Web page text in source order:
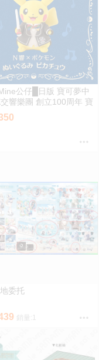
公仔█日版 寶可夢中
響樂團 創立100周年 寶
指揮家皮卡丘 娃娃 布
神奇寶貝
委托
銷量:1